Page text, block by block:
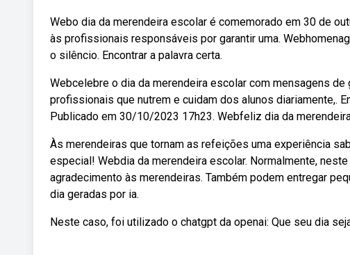
Webo dia da merendeira escolar é comemorado em 30 de
às profissionais responsáveis por garantir uma.
o silêncio. Encontrar a palavra certa.
Webcelebre o dia da merendeira escolar com mensagens
profissionais que nutrem e cuidam dos alunos diariamente,.
Publicado em 30/10/2023 17h23. Webfeliz dia da
Às merendeiras que tornam as refeições uma experiência
especial! Webdia da merendeira escolar. Normalmente,
agradecimento às merendeiras. Também podem entregar
dia geradas por ia.
Neste caso, foi utilizado o chatgpt da openai: Que seu dia